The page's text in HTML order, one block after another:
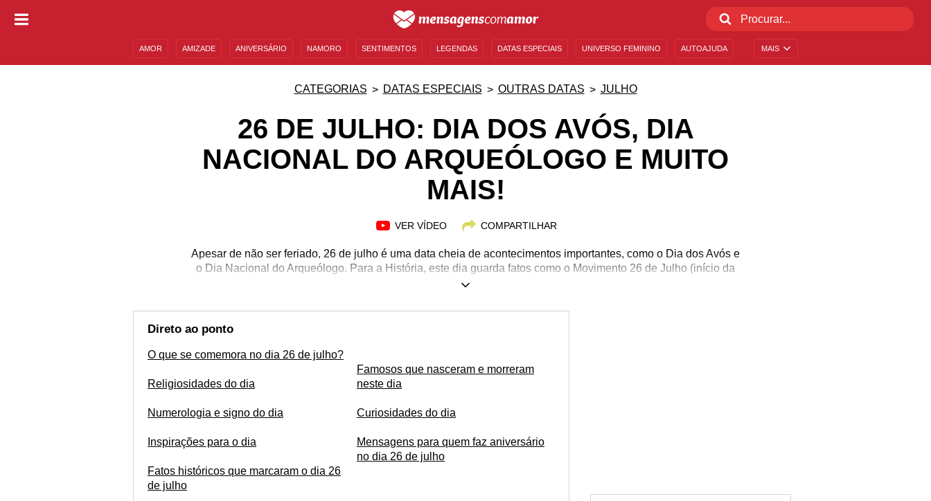
MAIS
AMOR AMIZADE ANIVERSÁRIO NAMORO SENTIMENTOS LEGENDAS DATAS ESPECIAIS UNIVERSO FEMININO AUTOAJUDA
CATEGORIAS DATAS ESPECIAIS OUTRAS DATAS JULHO
26 DE JULHO: DIA DOS AVÓS, DIA
NACIONAL DO ARQUEÓLOGO E MUITO
MAIS!
VER VÍDEO COMPARTILHAR
Apesar de não ser feriado, 26 de julho é uma data cheia de acontecimentos importantes, como o Dia dos Avós e
o Dia Nacional do Arqueólogo. Para a História, este dia guarda fatos como o Movimento 26 de Julho (início da
Revolução Cubana) e o lançamento da Apollo 15. Além disso, essa é a data de nascimento de personalidades
sobre a personalidade astrológica dessa pessoa e aproveite para enviar mensagens personalizadas de
parabéns. Esses conteúdos e muito mais você encontra na nossa página completa sobre a data. Confira!
Direto ao ponto
O que se comemora no dia 26 de julho?
Religiosidades do dia
Numerologia e signo do dia
Inspirações para o dia
Fatos históricos que marcaram o dia 26
de julho
Famosos que nasceram e morreram
neste dia
Curiosidades do dia
Mensagens para quem faz aniversário
no dia 26 de julho